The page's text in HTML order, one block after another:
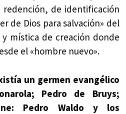
redención, de identificación
de Dios para salvación» del
mística de creación donde
el «hombre nuevo».
un germen evangélico
Pedro de Bruys;
Pedro Waldo y los